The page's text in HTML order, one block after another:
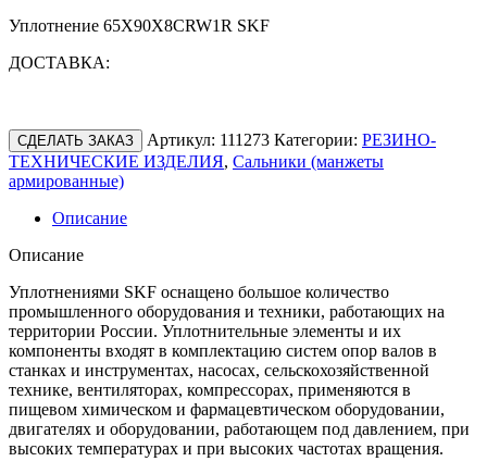
Уплотнение 65X90X8CRW1R SKF
ДОСТАВКА:
СДЕЛАТЬ ЗАКАЗ Артикул: 111273 Категории: РЕЗИНО-
ТЕХНИЧЕСКИЕ ИЗДЕЛИЯ, Сальники (манжеты
армированные)
Описание
Описание
Уплотнениями SKF оснащено большое количество
промышленного оборудования и техники, работающих на
территории России. Уплотнительные элементы и их
компоненты входят в комплектацию систем опор валов в
станках и инструментах, насосах, сельскохозяйственной
технике, вентиляторах, компрессорах, применяются в
пищевом химическом и фармацевтическом оборудовании,
двигателях и оборудовании, работающем под давлением, при
высоких температурах и при высоких частотах вращения.